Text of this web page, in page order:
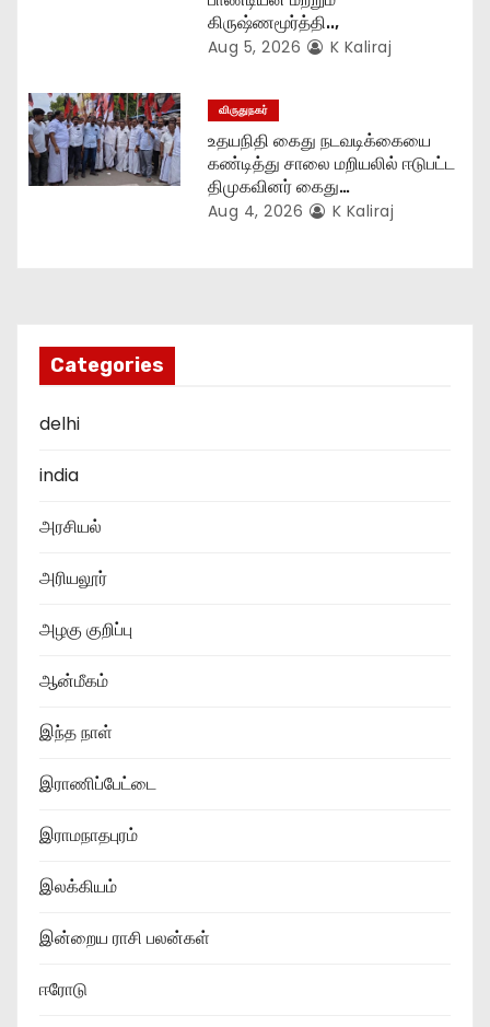
கிருஷ்ணமூர்த்தி..,
Aug 5, 2026 K Kaliraj
விருதுநகர்
உதயநிதி கைது நடவடிக்கையை
கண்டித்து சாலை மறியலில் ஈடுபட்ட
திமுகவினர் கைது…
Aug 4, 2026 K Kaliraj
Categories
delhi
india
அரசியல்
அரியலூர்
அழகு குறிப்பு
ஆன்மீகம்
இந்த நாள்
இராணிப்பேட்டை
இராமநாதபுரம்
இலக்கியம்
இன்றைய ராசி பலன்கள்
ஈரோடு